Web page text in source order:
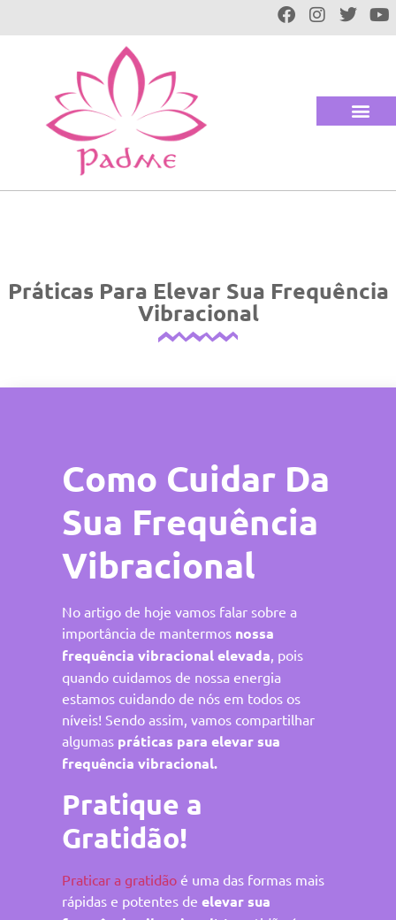
Práticas Para Elevar Sua Frequência
Vibracional
Como Cuidar Da
Sua Frequência
Vibracional
No artigo de hoje vamos falar sobre a
importância de mantermos nossa
frequência vibracional elevada, pois
quando cuidamos de nossa energia
estamos cuidando de nós em todos os
níveis! Sendo assim, vamos compartilhar
algumas práticas para elevar sua
frequência vibracional.
Pratique a
Gratidão!
Praticar a gratidão é uma das formas mais
rápidas e potentes de elevar sua